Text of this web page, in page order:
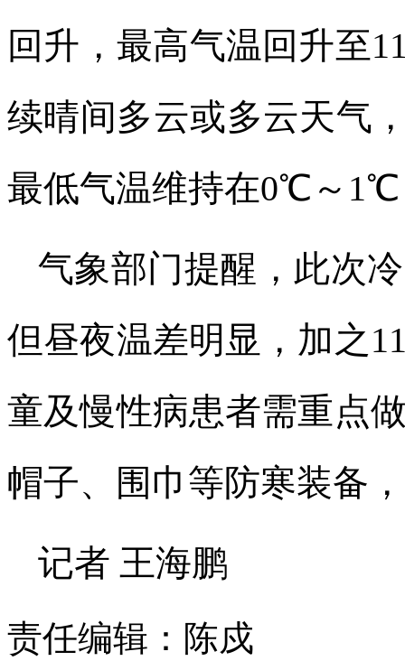
回升，最高气温回升至
续晴间多云或多云天气
最低气温维持在0℃～1℃
气象部门提醒，此次
但昼夜温差明显，加之
童及慢性病患者需重点
帽子、围巾等防寒装备
记者 王海鹏
责任编辑：陈戍